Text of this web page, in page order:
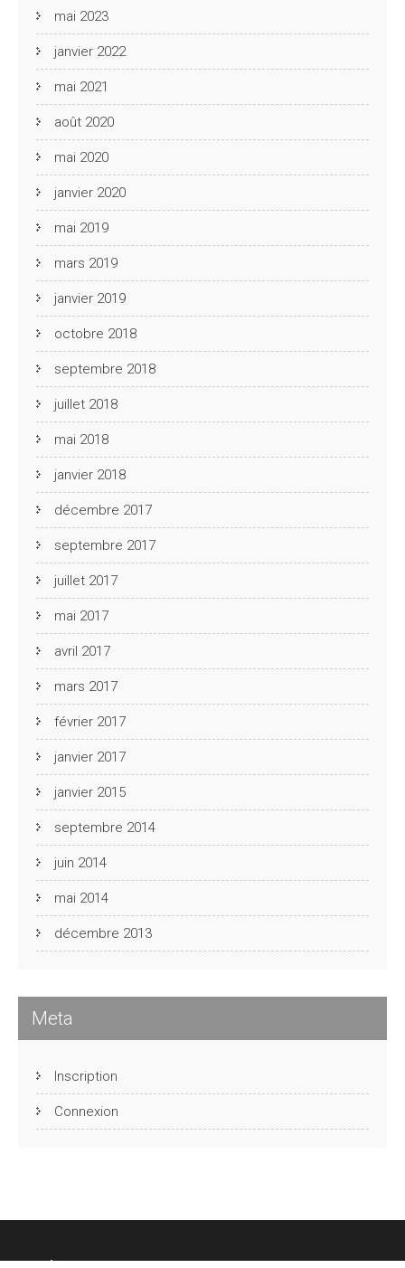
mai 2023
janvier 2022
mai 2021
août 2020
mai 2020
janvier 2020
mai 2019
mars 2019
janvier 2019
octobre 2018
septembre 2018
juillet 2018
mai 2018
janvier 2018
décembre 2017
septembre 2017
juillet 2017
mai 2017
avril 2017
mars 2017
février 2017
janvier 2017
janvier 2015
septembre 2014
juin 2014
mai 2014
décembre 2013
Meta
Inscription
Connexion